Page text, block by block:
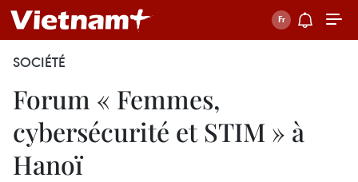
SOCIÉTÉ
Forum « Femmes,
cybersécurité et STIM » à
Hanoï